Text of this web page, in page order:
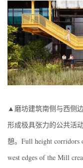
▲磨坊建筑南侧与西侧
形成极具张力的公共活
憩。Full height corridors
west edges of the Mill